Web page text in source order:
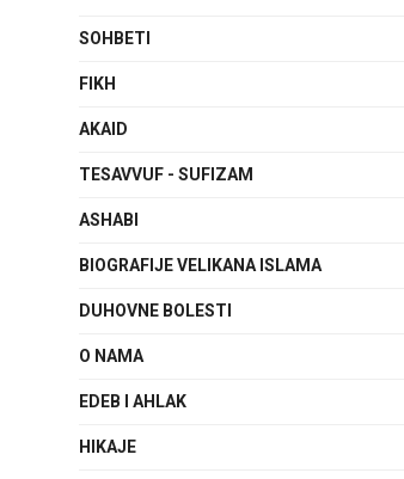
SOHBETI
FIKH
AKAID
TESAVVUF - SUFIZAM
ASHABI
BIOGRAFIJE VELIKANA ISLAMA
DUHOVNE BOLESTI
O NAMA
EDEB I AHLAK
HIKAJE